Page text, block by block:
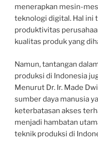
menerapkan mesin-
teknologi digital. Hal ini
produktivitas
kualitas produk yang
Namun, tantangan
produksi di Indonesia
Menurut Dr. Ir. Made
sumber daya manusia
keterbatasan akses
menjadi hambatan
teknik produksi di